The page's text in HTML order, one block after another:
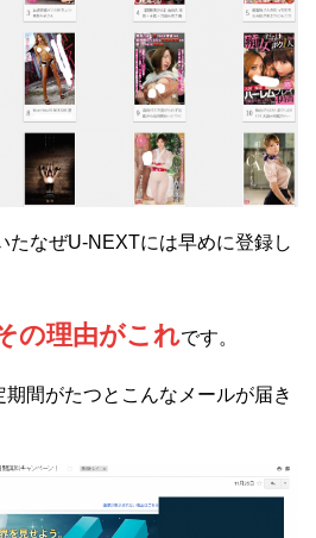
たなぜU-NEXTには早めに登録し
の理由がこれです。
間がたつとこんなメールが届き